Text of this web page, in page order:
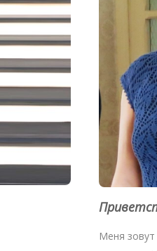
Меня